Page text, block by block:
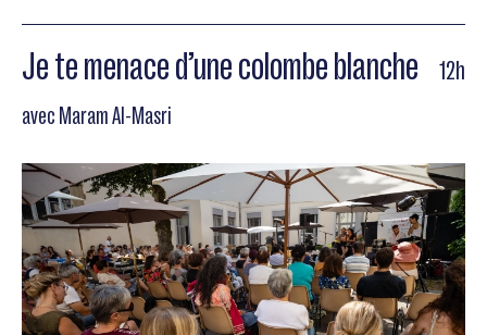
Je te menace d’une colombe blanche 12h
avec Maram Al-Masri